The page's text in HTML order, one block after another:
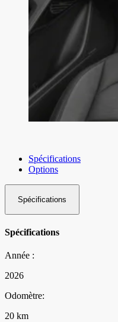
Spécifications
Options
Spécifications
Spécifications
Année :
2026
Odomètre:
20 km